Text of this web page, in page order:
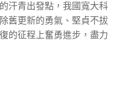
汗青出發點，我國寬大科
舊更新的勇氣、堅貞不拔
的征程上奮勇進步，盡力